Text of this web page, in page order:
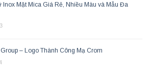
Inox Mặt Mica Giá Rẻ, Nhiều Màu và Mẫu Đa
– Logo Thành Công Mạ Crom